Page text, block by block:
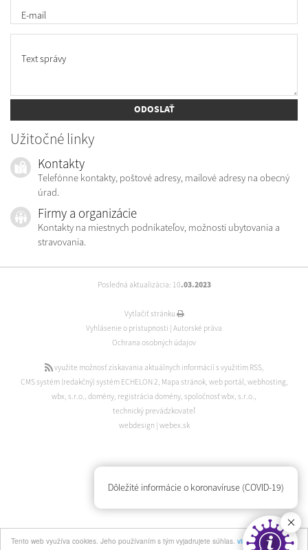
Tento web využíva cookies. Jeho používaním s tým vyjadrujete súhlas. viac
E-mail
Text správy
ODOSLAŤ
Užitočné linky
Kontakty
Telefónne kontakty, poštové adresy, mailové adresy na obecný
úrad.
Firmy a organizácie
Kontakty na miestnych podnikateľov, možnosti ubytovania a
stravovania.
Posledná aktualizácia: 10.03.2023
Vytlačiť stránku
Vyhlásenie o prístupnosti Autorské práva
Ochrana osobných údajov
využite možnosť získavania aktuálnych informácií s využitím RSS,
CMS systém (redakčný) systém ECHELON 2, Mapa stránok, web portál , webhosting,
wbx, s.r.o., domény, registrácia domény, spoločnosť wbx, s.r.o.,
technický prevádzkovateľ
webdesign webex.sk
Dôležité informácie o koronavíruse (COVID-19)